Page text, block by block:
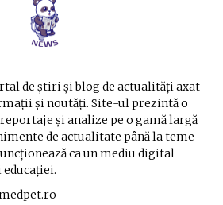
de știri și blog de actualități axat
și noutăți. Site-ul prezintă o
și analize pe o gamă largă
de actualitate până la teme
ca un mediu digital